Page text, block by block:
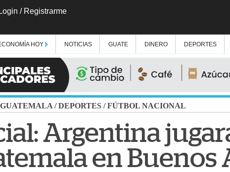
Login / Registrarme
HOY NOTICIAS GUATE DINERO DEPORTES
/DEPORTES /FÚTBOL NACIONAL
Argentina
en Buenos